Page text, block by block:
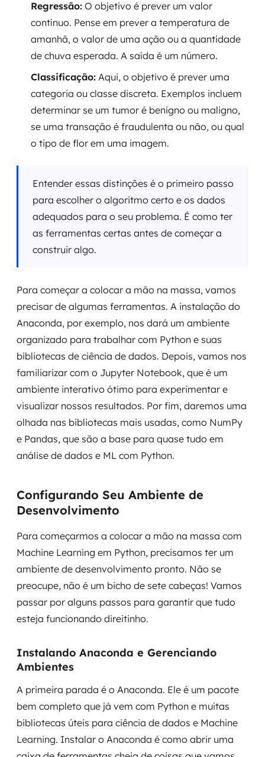
Regressão: O objetivo é prever um valor
contínuo. Pense em prever a temperatura de
amanhã, o valor de uma ação ou a quantidade
de chuva esperada. A saída é um número.
Classificação: Aqui, o objetivo é prever uma
categoria ou classe discreta. Exemplos incluem
determinar se um tumor é benigno ou maligno,
se uma transação é fraudulenta ou não, ou qual
o tipo de flor em uma imagem.
Entender essas distinções é o primeiro passo
para escolher o algoritmo certo e os dados
adequados para o seu problema. É como ter
as ferramentas certas antes de começar a
construir algo.
Para começar a colocar a mão na massa, vamos
precisar de algumas ferramentas. A instalação do
Anaconda, por exemplo, nos dará um ambiente
organizado para trabalhar com Python e suas
bibliotecas de ciência de dados. Depois, vamos nos
familiarizar com o Jupyter Notebook, que é um
ambiente interativo ótimo para experimentar e
visualizar nossos resultados. Por fim, daremos uma
olhada nas bibliotecas mais usadas, como NumPy
e Pandas, que são a base para quase tudo em
análise de dados e ML com Python.
Configurando Seu Ambiente de
Desenvolvimento
Para começarmos a colocar a mão na massa com
Machine Learning em Python, precisamos ter um
ambiente de desenvolvimento pronto. Não se
preocupe, não é um bicho de sete cabeças! Vamos
passar por alguns passos para garantir que tudo
esteja funcionando direitinho.
Instalando Anaconda e Gerenciando
Ambientes
A primeira parada é o Anaconda. Ele é um pacote
bem completo que já vem com Python e muitas
bibliotecas úteis para ciência de dados e Machine
Learning. Instalar o Anaconda é como abrir uma